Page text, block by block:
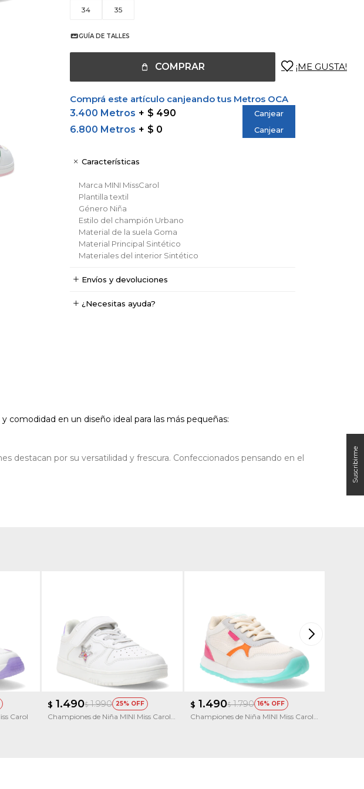
34 35
GUÍA DE TALLES
COMPRAR
Comprá este artículo canjeando tus Metros OCA
3.400 Metros
$ 490 Canjear
6.800 Metros $ 0 Canjear
Características
Marca MINI MissCarol
Plantilla textil
Género Niña
Estilo del champión Urbano
Material de la suela Goma
Material Principal Sintético
Materiales del interior Sintético
Envíos y devoluciones
¿Necesitas ayuda?
comodidad en un diseño ideal para las más pequeñas:
destacan por su versatilidad y frescura. Confeccionados pensando en el
Carol
$ 1.490$ 1.990 25
Championes de Niña MINI Miss Carol
$ 1.490$ 1.790 16
Championes de Niña MINI Miss Carol